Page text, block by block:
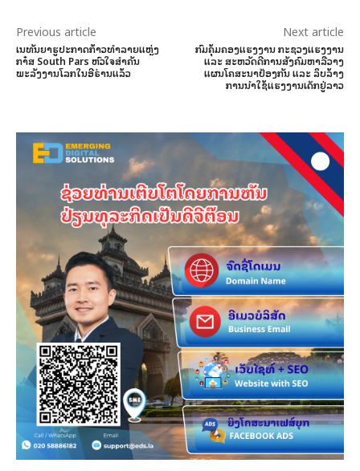
Previous article
ເນທັນຍາຮູປະກາດກ້າວທຳລາຍແຫຼ່ງ
ກາ໋ສ South Pars ຫົວໃຈສຳຄັນ
ພະລັງງານໂລກໃນອີຣ່ານແລ້ວ
Next article
ກົມຄຸ້ມຄອງແຮງງານ ກະຊວງແຮງງານ
ແລະ ສະຫວັດດີການສັງຄົມຫາລືວາງ
ແຜນໂຄສະນາປ້ອງກັນ ແລະ ລຶບລ້າງ
ການນໍາໃຊ້ແຮງງານເດັກຢູ່ລາວ